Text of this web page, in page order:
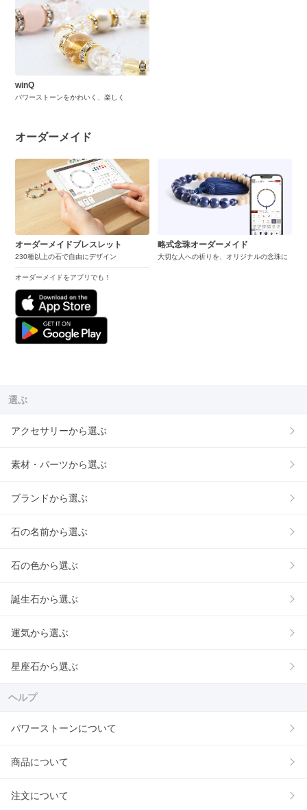
winQ
パワーストーンをかわいく、楽しく
オーダーメイド
オーダーメイドブレスレット
230種以上の石で自由にデザイン
オーダーメイドをアプリでも！
略式念珠オーダーメイド
大切な人への祈りを、オリジナルの念珠に
選ぶ
アクセサリーから選ぶ
素材・パーツから選ぶ
ブランドから選ぶ
石の名前から選ぶ
石の色から選ぶ
誕生石から選ぶ
運気から選ぶ
星座石から選ぶ
ヘルプ
パワーストーンについて
商品について
注文について